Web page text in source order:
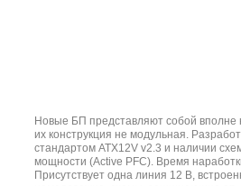
Новые БП представляют собой вполне
их конструкция не модульная.
стандартом ATX12V v2.3 и наличии
мощности (Active PFC). Время
Присутствует одна линия 12 В,